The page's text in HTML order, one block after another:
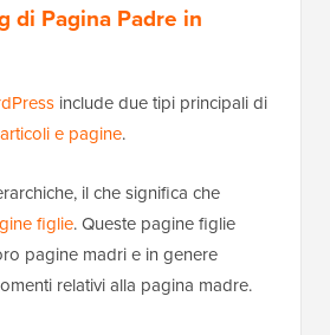
di Pagina Padre in
include due tipi principali di
articoli e pagine.
il che significa che
figlie. Queste pagine figlie
pagine madri e in genere
relativi alla pagina madre.